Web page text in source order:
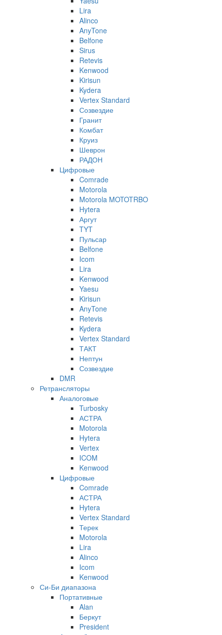
Lira
Alinco
AnyTone
Belfone
Sirus
Retevis
Kenwood
Kirisun
Kydera
Vertex Standard
Созвездие
Гранит
Комбат
Круиз
Шеврон
РАДОН
Цифровые
Comrade
Motorola
Motorola MOTOTRBO
Hytera
Аргут
TYT
Пульсар
Belfone
Icom
Lira
Kenwood
Yaesu
Kirisun
AnyTone
Retevis
Kydera
Vertex Standard
ТАКТ
Нептун
Созвездие
DMR
Ретрансляторы
Аналоговые
Turbosky
АСТРА
Motorola
Hytera
Vertex
ICOM
Kenwood
Цифровые
Comrade
АСТРА
Hytera
Vertex Standard
Терек
Motorola
Lira
Alinco
Icom
Kenwood
Си-Би диапазона
Портативные
Alan
Беркут
President